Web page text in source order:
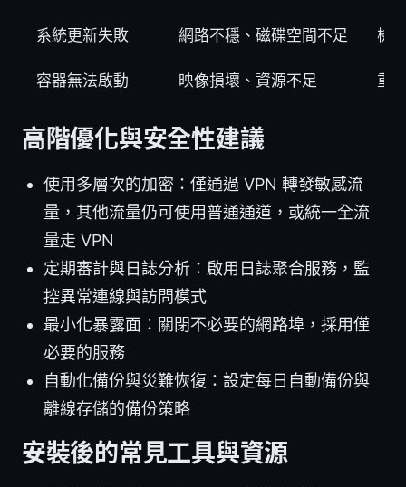
系統更新失敗 網路不穩、磁碟空間不足 檢
容器無法啟動 映像損壞、資源不足 重
高階優化與安全性建議
使用多層次的加密：僅通過 VPN 轉發敏感流
量，其他流量仍可使用普通通道，或統一全流
量走 VPN
定期審計與日誌分析：啟用日誌聚合服務，監
控異常連線與訪問模式
最小化暴露面：關閉不必要的網路埠，採用僅
必要的服務
自動化備份與災難恢復：設定每日自動備份與
離線存儲的備份策略
安裝後的常見工具與資源